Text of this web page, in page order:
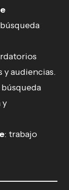
audiencias.
búsqueda
y
: trabajo